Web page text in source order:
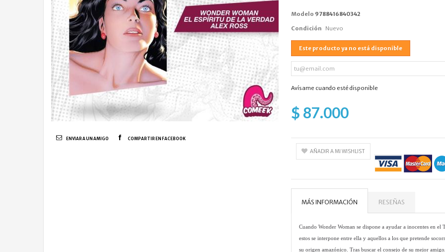
ENVIAR A UN AMIGO COMPARTIR EN FACEBOOK
Modelo 9788416840342
Condición Nuevo
Este producto ya no está disponible
Avísame cuando esté disponible
$ 87.000
AÑADIR A MI WISHLIST
MÁS INFORMACIÓN RESEÑAS
Cuando Wonder Woman se dispone a ayudar a inocentes en
estos se interpone entre ella y aquellos a los que pretende
su origen amazónico. Tras buscar el consejo de su mejor